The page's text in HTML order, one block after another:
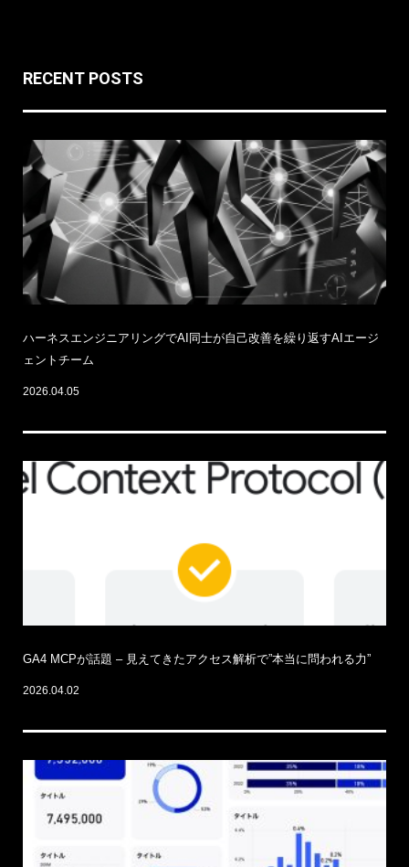
RECENT POSTS
ハーネスエンジニアリングでAI同士が自己改善を繰り返すAIエージ
ェントチーム
2026.04.05
GA4 MCPが話題 – 見えてきたアクセス解析で”本当に問われる力”
2026.04.02